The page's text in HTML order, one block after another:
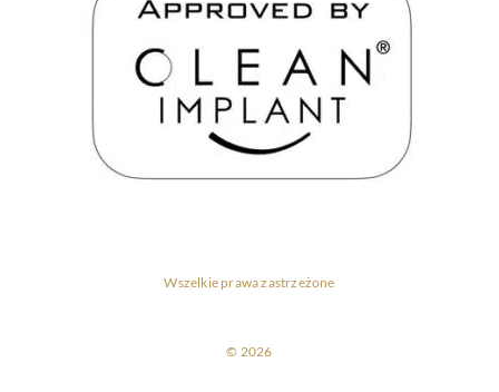
Wszelkie prawa zastrzeżone
© 2026